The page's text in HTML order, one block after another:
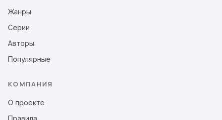
Жанры
Серии
Авторы
Популярные
КОМПАНИЯ
О проекте
Правила